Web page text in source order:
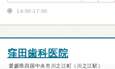
14:00-17:00
窪田歯科医院
愛媛県四国中央市川之江町（川之江駅）